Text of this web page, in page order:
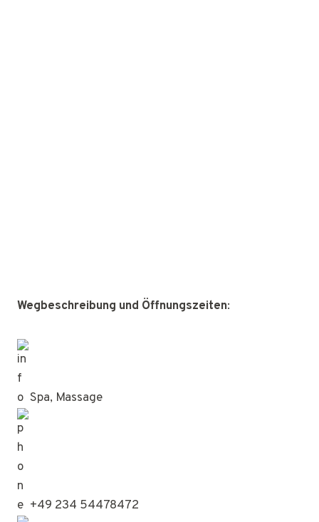
Wegbeschreibung und Öffnungszeiten:
Spa, Massage
+49 234 54478472